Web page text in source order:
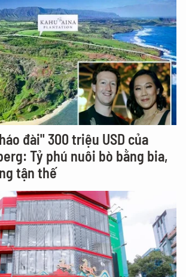
đài" 300 triệu USD của
Tỷ phú nuôi bò bằng bia,
tận thế